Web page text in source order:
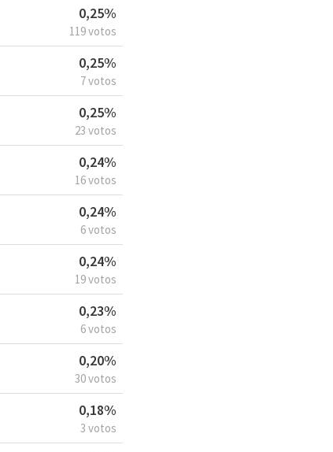
0,25%
119 votos
0,25%
7 votos
0,25%
23 votos
0,24%
16 votos
0,24%
6 votos
0,24%
19 votos
0,23%
6 votos
0,20%
30 votos
0,18%
3 votos